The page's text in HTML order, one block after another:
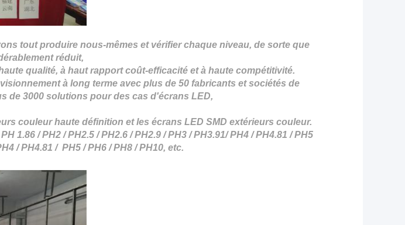
tout produire nous-mêmes et vérifier chaque niveau, de sorte que
réduit,
qualité, à haut rapport coût-efficacité et à haute compétitivité.
à long terme avec plus de 50 fabricants et sociétés de
de 3000 solutions pour des cas d'écrans LED,
couleur haute définition et les écrans LED SMD extérieurs couleur.
PH 1.86 /PH2 / PH2.5 / PH2.6 / PH2.9 / PH3 / PH3.91/ PH4 / PH4.81 / PH5
/ PH4.81 / PH5 / PH6 / PH8 / PH10, etc.